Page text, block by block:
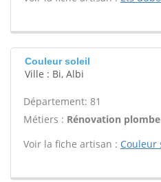
Couleur soleil
Ville : Bi, Albi
Département: 81
Métiers : Rénovation
Voir la fiche artisan : Couleur